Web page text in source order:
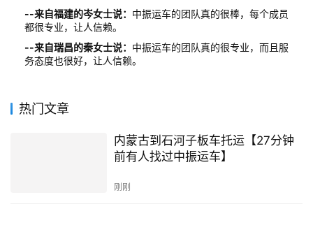
--来自福建的岑女士说： 中振运车的团队真的很棒，每个成员
都很专业，让人信赖。
--来自瑞昌的秦女士说： 中振运车的团队真的很专业，而且服
务态度也很好，让人信赖。
热门文章
内蒙古到石河子板车托运【27分钟
前有人找过中振运车】
刚刚